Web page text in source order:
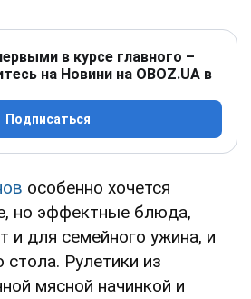
в курсе главного –
на Новини на OBOZ.UA в
Подписаться
особенно хочется
но эффектные блюда,
и для семейного ужина, и
стола. Рулетики из
мясной начинкой и